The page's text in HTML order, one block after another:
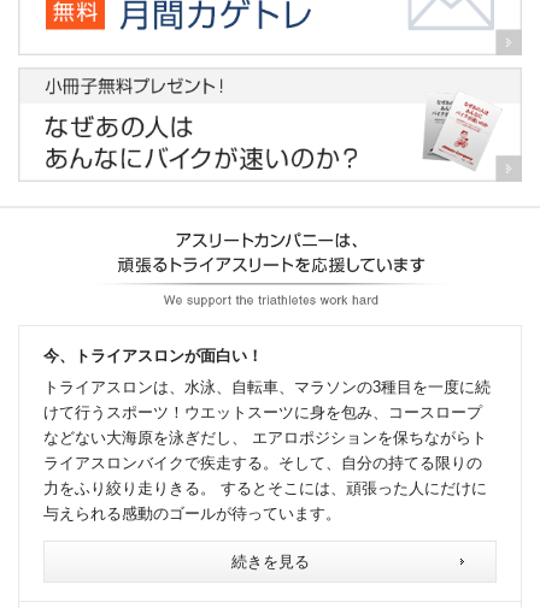
今、トライアスロンが面白い！
トライアスロンは、水泳、自転車、マラソンの3種目を一度に続
けて行うスポーツ！ウエットスーツに身を包み、コースロープ
などない大海原を泳ぎだし、 エアロポジションを保ちながらト
ライアスロンバイクで疾走する。そして、自分の持てる限りの
力をふり絞り走りきる。 するとそこには、頑張った人にだけに
与えられる感動のゴールが待っています。
続きを見る